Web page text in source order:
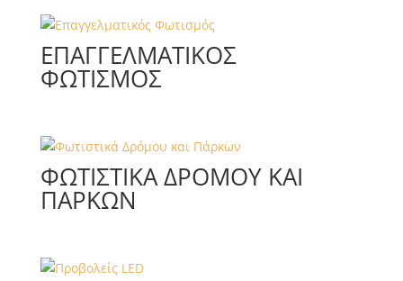
ΕΠΑΓΓΕΛΜΑΤΙΚΌΣ
ΦΩΤΙΣΜΌΣ
ΦΩΤΙΣΤΙΚΆ ΔΡΌΜΟΥ ΚΑΙ
ΠΆΡΚΩΝ